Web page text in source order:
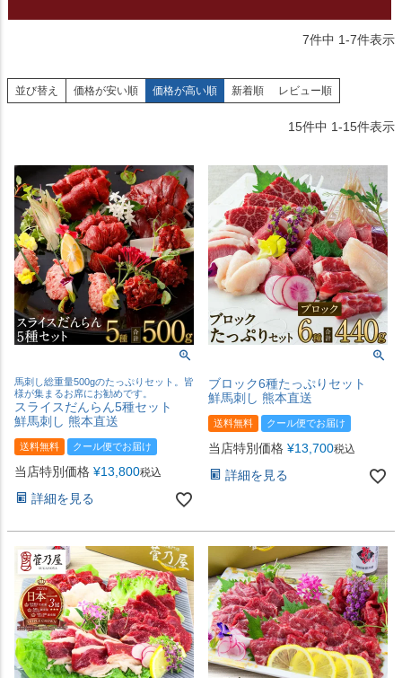
7件中 1-7件表示
並び替え 価格が安い順 価格が高い順 新着順 レビュー順
15件中 1-15件表示
馬刺し総重量500gのたっぷりセット。皆
様が集まるお席にお勧めです。
スライスだんらん5種セット
鮮馬刺し 熊本直送
送料無料 クール便でお届け
当店特別価格 ¥13,800税込
詳細を見る
ブロック6種たっぷりセット
鮮馬刺し 熊本直送
送料無料 クール便でお届け
当店特別価格 ¥13,700税込
詳細を見る